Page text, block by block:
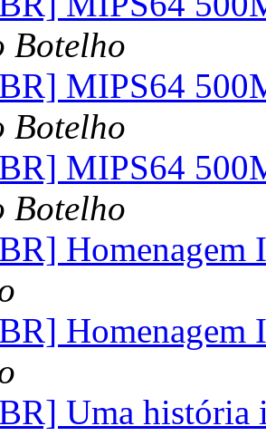
Botelho
MIPS64
Botelho
MIPS64
Botelho
Uma história